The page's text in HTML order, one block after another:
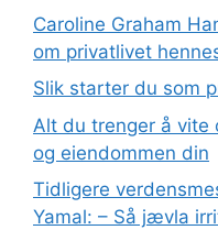
Caroline Graham
om privatlivet
Slik starter du som
Alt du trenger å vite
og eiendommen din
Tidligere
Yamal: – Så jævla